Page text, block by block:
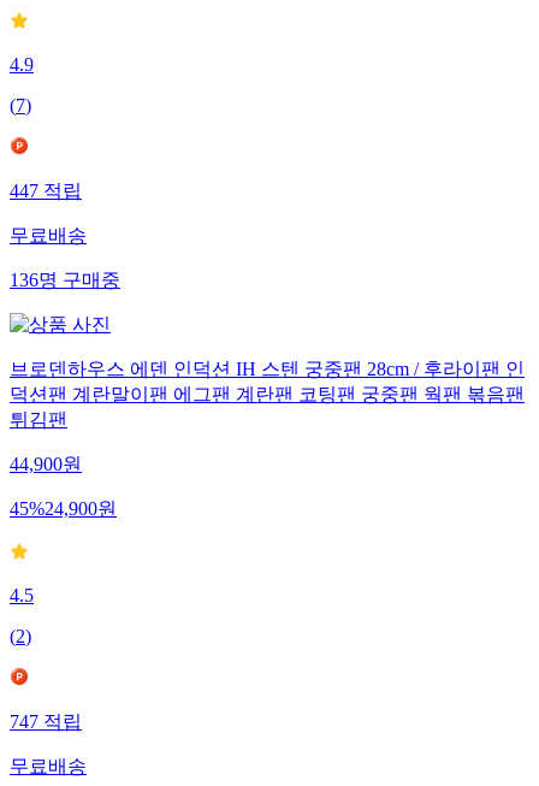
4.9
(7)
447적립
무료배송
136명구매중
브로덴하우스 에덴 인덕션 IH 스텐 궁중팬 28cm / 후라이팬 인
덕션팬 계란말이팬 에그팬 계란팬 코팅팬 궁중팬 웍팬 볶음팬
튀김팬
44,900원
45%24,900원
4.5
(2)
747적립
무료배송